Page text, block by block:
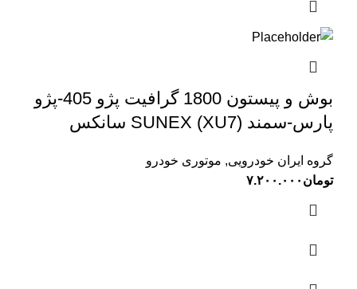
بوش و پیستون 1800 گرافیت پژو 405-پژو
پارس-سمند (XU7) SUNEX سانکس
گروه ایران خودرویی, موتوری خودرو
تومان ۷.۲۰۰.۰۰۰